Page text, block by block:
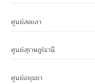
ศูนย์สงขลา
ศูนย์สุราษฎร์ธานี
ศูนย์อยุธยา